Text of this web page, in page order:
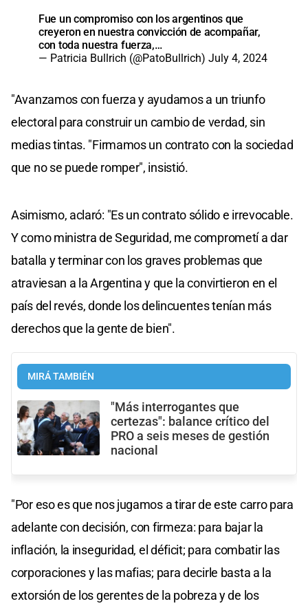
Fue un compromiso con los argentinos que
creyeron en nuestra convicción de acompañar,
con toda nuestra fuerza,…
— Patricia Bullrich (@PatoBullrich) July 4, 2024
"Avanzamos con fuerza y ayudamos a un triunfo
electoral para construir un cambio de verdad, sin
medias tintas. "Firmamos un contrato con la sociedad
que no se puede romper", insistió.
Asimismo, aclaró: "Es un contrato sólido e irrevocable.
Y como ministra de Seguridad, me comprometí a dar
batalla y terminar con los graves problemas que
atraviesan a la Argentina y que la convirtieron en el
país del revés, donde los delincuentes tenían más
derechos que la gente de bien".
MIRÁ TAMBIÉN
"Más interrogantes que
certezas": balance crítico del
PRO a seis meses de gestión
nacional
"Por eso es que nos jugamos a tirar de este carro para
adelante con decisión, con firmeza: para bajar la
inflación, la inseguridad, el déficit; para combatir las
corporaciones y las mafias; para decirle basta a la
extorsión de los gerentes de la pobreza y de los